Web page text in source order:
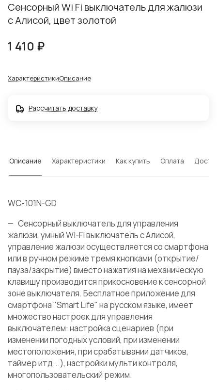
Сенсорный Wi Fi выключатель для жалюзи
с Алисой, цвет золотой
1 410 ₽
ХарактеристикиОписание
Рассчитать доставку
Описание Характеристики Как купить Оплата
WC-101N-GD
Сенсорный выключатель для управления
жалюзи, умный WI-FI выключатель с Алисой,
управление жалюзи осуществляется со смартфона
или в ручном режиме тремя кнопками (открытие/
пауза/закрытие) вместо нажатия на механическую
клавишу производится прикосновение к сенсорной
зоне выключателя. Бесплатное приложение для
смартфона "Smart Life" на русском языке, имеет
множество настроек для управления
выключателем: настройка сценариев (при
изменении погодных условий, при изменении
местоположения, при срабатывании датчиков,
таймер итд...), настройки мульти контроля,
многопользовательский режим.